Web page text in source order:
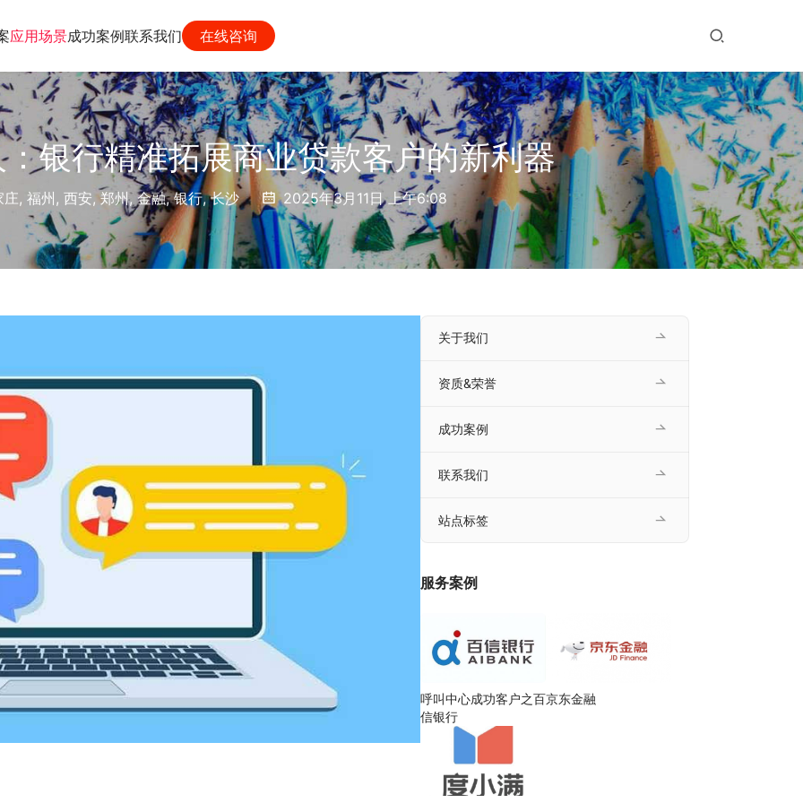
应用场景成功案例联系我们 在线咨询
银行精准拓展商业贷款客户的新利器
庄, 福州 , 西安,郑州, 金融,银行,长沙 2025年3月11日 上午6:08
关于我们
资质&荣誉
成功案例
联系我们
站点标签
服务案例
呼叫中心成功客户之百
信银行
京东金融